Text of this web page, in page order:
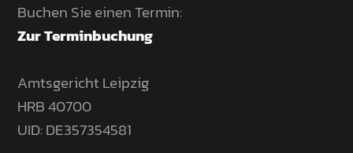
Buchen Sie einen Termin:
Zur Terminbuchung
Amtsgericht Leipzig
HRB 40700
UID: DE357354581